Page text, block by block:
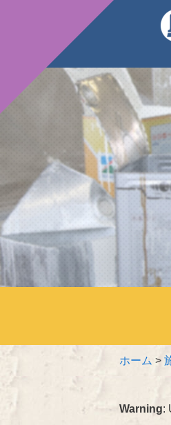
ホーム >
Warning: